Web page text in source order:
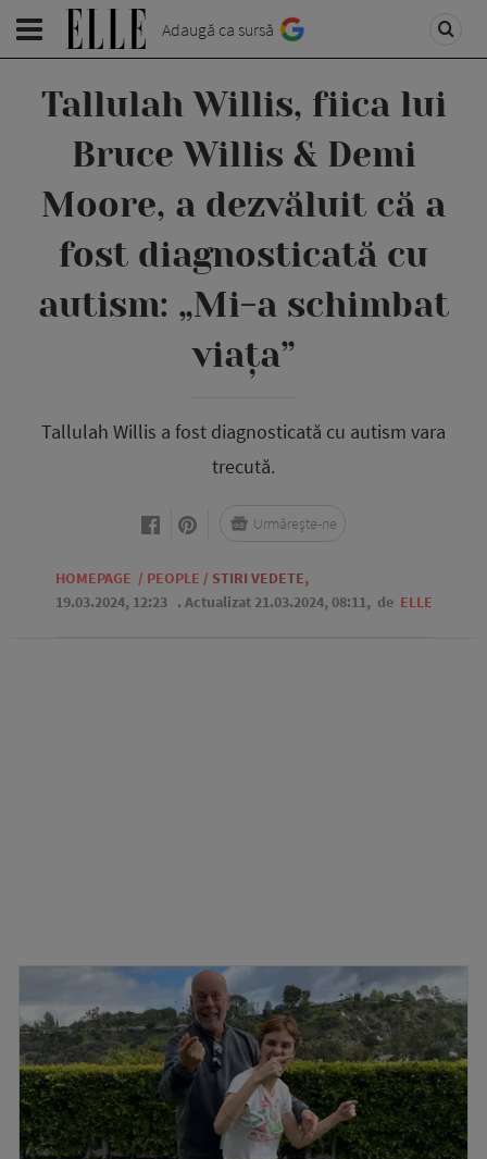
Adaugă ca sursă
Tallulah Willis, fiica lui
Bruce Willis & Demi
Moore, a dezvăluit că a
fost diagnosticată cu
autism: „Mi-a schimbat
viața”
Tallulah Willis a fost diagnosticată cu autism vara
trecută.
HOMEPAGE / PEOPLE / STIRI VEDETE,
19.03.2024, 12:23 . Actualizat 21.03.2024, 08:11, de ELLE
Urmărește-ne